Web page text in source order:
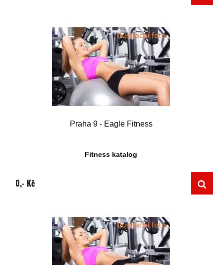
Praha 9 - Eagle Fitness
Fitness katalog
0,- Kč